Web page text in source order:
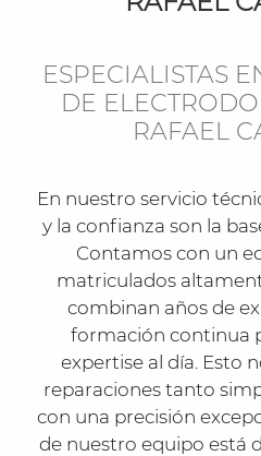
ESPECIALISTAS
DE
RAFAEL
En nuestro servicio
y la confianza son la
Contamos con un
matriculados
combinan años de
formación continua
expertise al día. Esto
reparaciones tanto
con una precisión
de nuestro equipo está